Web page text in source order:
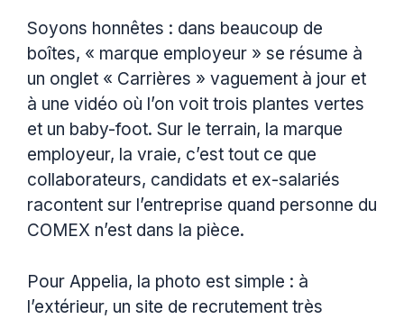
Soyons honnêtes : dans beaucoup de
boîtes, « marque employeur » se résume à
un onglet « Carrières » vaguement à jour et
à une vidéo où l’on voit trois plantes vertes
et un baby-foot. Sur le terrain, la marque
employeur, la vraie, c’est tout ce que
collaborateurs, candidats et ex-salariés
racontent sur l’entreprise quand personne du
COMEX n’est dans la pièce.
Pour Appelia, la photo est simple : à
l’extérieur, un site de recrutement très